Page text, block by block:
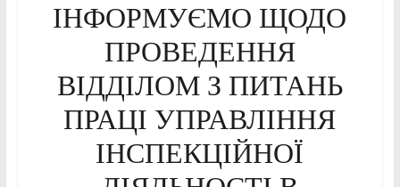
ІНФОРМУЄМО ЩОДО
ПРОВЕДЕННЯ
ВІДДІЛОМ З ПИТАНЬ
ПРАЦІ УПРАВЛІННЯ
ІНСПЕКЦІЙНОЇ